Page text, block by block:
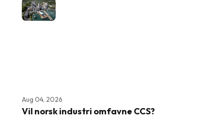
Aug 04, 2026
Vil norsk industri omfavne CCS?